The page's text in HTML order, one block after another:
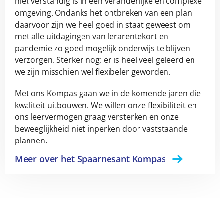
omgeving. Ondanks het ontbreken van een plan
daarvoor zijn we heel goed in staat geweest om
met alle uitdagingen van lerarentekort en
pandemie zo goed mogelijk onderwijs te blijven
verzorgen. Sterker nog: er is heel veel geleerd en
we zijn misschien wel flexibeler geworden.
Met ons Kompas gaan we in de komende jaren die
kwaliteit uitbouwen. We willen onze flexibiliteit en
ons leervermogen graag versterken en onze
beweeglijkheid niet inperken door vaststaande
plannen.
Meer over het Spaarnesant Kompas